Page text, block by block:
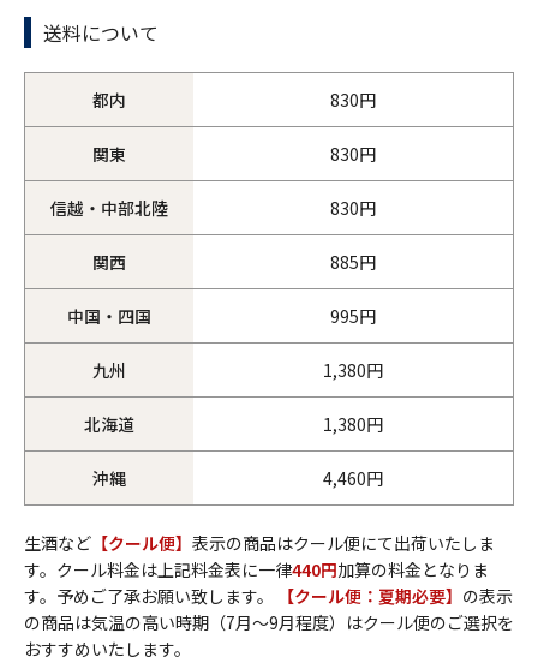
送料について
都内 830円
関東 830円
信越・中部北陸 830円
関西 885円
中国・四国 995円
九州 1,380円
北海道 1,380円
沖縄 4,460円
生酒など 【クール便】 表示の商品はクール便にて出荷いたしま
す。クール料金は上記料金表に一律440円加算の料金となりま
す。予めご了承お願い致します。
【クール便：夏期必要】 の表示
の商品は気温の高い時期（7月～9月程度）はクール便のご選択を
おすすめいたします。